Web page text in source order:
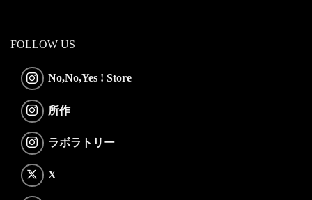
FOLLOW US
No,No,Yes ! Store
所作
ラボラトリー
X